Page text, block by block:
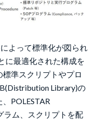
よって標準化が図られ
に最適化された構成を
準スクリプトやプロ
Library)の
POLESTAR
ラム、スクリプトを配